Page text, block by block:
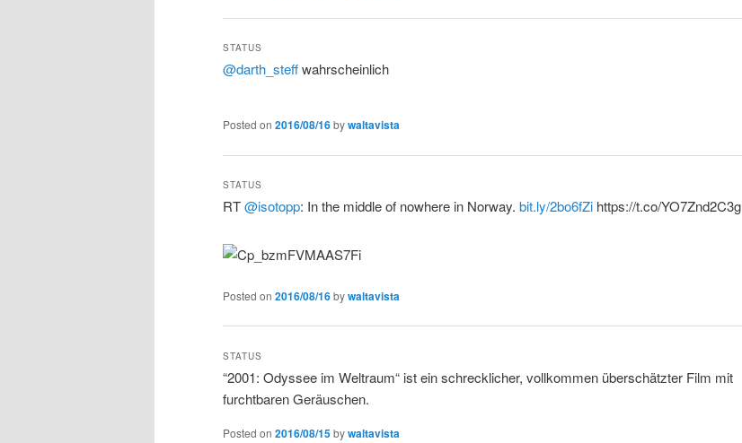
STATUS
@darth_steffwahrscheinlich
Posted on 2016/08/16bywaltavista
STATUS
RT@isotopp: In the middle of nowhere in Norway. bit.ly/2bo6fZi https://t.co/YO7Znd2C3g
Posted on 2016/08/16bywaltavista
STATUS
“2001: Odyssee im Weltraum“ ist ein schrecklicher, vollkommen überschätzter Film mit
furchtbaren Geräuschen.
Posted on 2016/08/15bywaltavista